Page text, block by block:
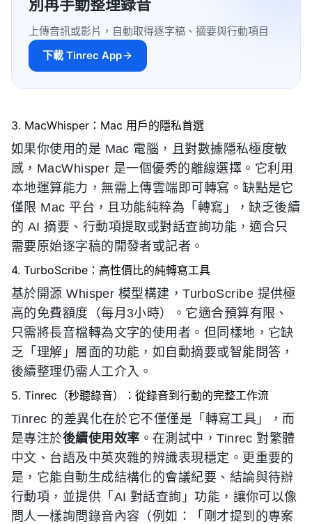
別再手動整理錄音
上傳音訊或影片，自動取得逐字稿、摘要與行動項目
下載 Tinrec App
3. MacWhisper：Mac 用戶的隱私首選
如果你使用的是 Mac 電腦，且對數據隱私極度敏
感，MacWhisper 是一個優秀的離線選擇。它利用
本地運算能力，無需上傳雲端即可轉寫。缺點是它
僅限 Mac 平台，且功能純粹為「轉寫」，缺乏後續
的 AI 摘要、行動項提取或對話查詢功能，適合只
需要原始逐字稿的開發者或記者。
4. TurboScribe：高性價比的純轉寫工具
基於開源 Whisper 模型構建，TurboScribe 提供極
高的免費額度（每月3小時）。它適合預算有限、
只需將長音檔轉為文字的使用者。但同樣地，它缺
乏「理解」層面的功能，如自動摘要或智能問答，
後續整理仍需人工介入。
5. Tinrec（秒聽錄音）：從錄音到行動的完整工作流
Tinrec 的差異化在於它不僅僅是「轉寫工具」，而
是專注於後續使用效率 。在測試中，Tinrec 對繁體
中文、台語及中英夾雜的辨識表現穩定。更重要的
是，它能自動生成結構化的會議紀要、結論與待辦
行動項，並提供「AI 對話查詢」功能，讓你可以像
問人一樣詢問錄音內容（例如：「剛才提到的專案